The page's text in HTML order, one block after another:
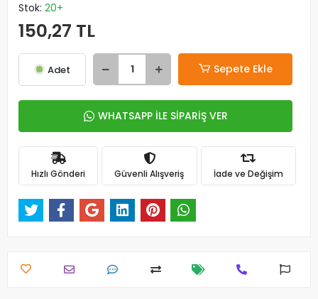
Stok: 20+
150,27 TL
Adet Sepete Ekle
WHATSAPP İLE SİPARİŞ VER
Hızlı Gönderi Güvenli Alışveriş İade ve Değişim